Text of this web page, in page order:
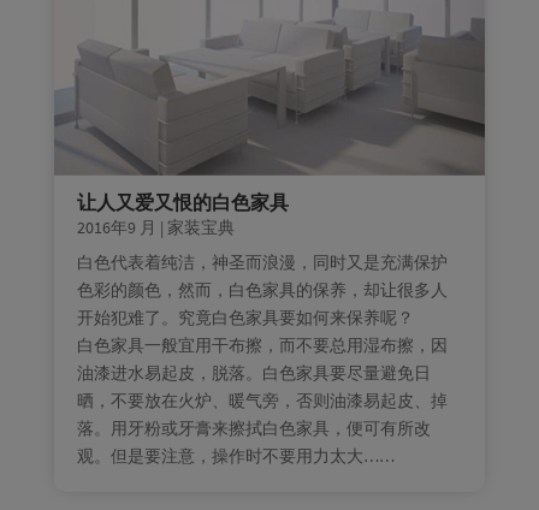
让人又爱又恨的白色家具
2016年9 月 | 家装宝典
白色代表着纯洁，神圣而浪漫，同时又是充满保护
色彩的颜色，然而，白色家具的保养，却让很多人
开始犯难了。究竟白色家具要如何来保养呢？
白色家具一般宜用干布擦，而不要总用湿布擦，因
油漆进水易起皮，脱落。白色家具要尽量避免日
晒，不要放在火炉、暖气旁，否则油漆易起皮、掉
落。用牙粉或牙膏来擦拭白色家具，便可有所改
观。但是要注意，操作时不要用力太大……